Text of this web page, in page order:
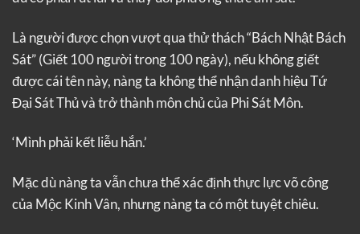
Là người được chọn vượt qua thử thách “Bách Nhật Bách
Sát” (Giết 100 người trong 100 ngày), nếu không giết
được cái tên này, nàng ta không thể nhận danh hiệu Tứ
Đại Sát Thủ và trở thành môn chủ của Phi Sát Môn.
‘Mình phải kết liễu hắn.’
Mặc dù nàng ta vẫn chưa thể xác định thực lực võ công
của Mộc Kinh Vân, nhưng nàng ta có một tuyệt chiêu.